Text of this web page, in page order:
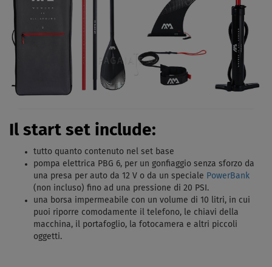
Il start set include:
tutto quanto contenuto nel set base
pompa elettrica PBG 6, per un gonfiaggio senza sforzo da
una presa per auto da 12 V o da un speciale PowerBank
(non incluso) fino ad una pressione di 20 PSI.
una borsa impermeabile con un volume di 10 litri, in cui
puoi riporre comodamente il telefono, le chiavi della
macchina, il portafoglio, la fotocamera e altri piccoli
oggetti.